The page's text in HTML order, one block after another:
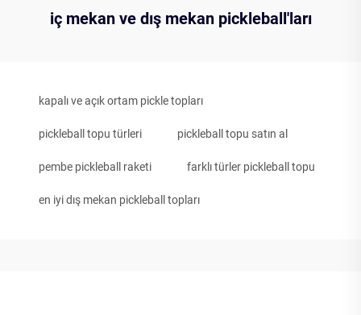
iç mekan ve dış mekan pickleball'ları
kapalı ve açık ortam pickle topları
pickleball topu türleri pickleball topu satın al
pembe pickleball raketi farklı türler pickleball topu
en iyi dış mekan pickleball topları